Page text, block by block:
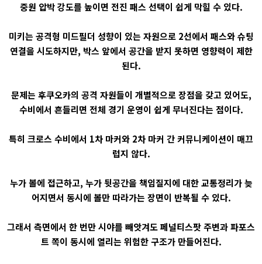
중원 압박 강도를 높이면 전진 패스 선택이 쉽게 막힐 수 있다.
미키는 공격형 미드필더 성향이 있는 자원으로 2선에서 패스와 슈팅
연결을 시도하지만, 박스 앞에서 공간을 받지 못하면 영향력이 제한
된다.
문제는 후쿠오카의 공격 자원들이 개별적으로 장점을 갖고 있어도,
수비에서 흔들리면 전체 경기 운영이 쉽게 무너진다는 점이다.
특히 크로스 수비에서 1차 마커와 2차 마커 간 커뮤니케이션이 매끄
럽지 않다.
누가 볼에 접근하고, 누가 뒷공간을 책임질지에 대한 교통정리가 늦
어지면서 동시에 볼만 따라가는 장면이 반복될 수 있다.
그래서 측면에서 한 번만 시야를 빼앗겨도 페널티스팟 주변과 파포스
트 쪽이 동시에 열리는 위험한 구조가 만들어진다.